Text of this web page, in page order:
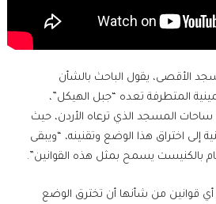
الأقصى، يقول الباحث بالشأن
المتطرفة تعده “جبل الهيكل”،
المسجد الذي ترعاه الأردن، حيث
إلى اختراق هذا الوضع وتقنينه، “ويبقى
بالكنيست يسمح بمثل هذه القوانين”.
قوانين من شأنها أن تخترق الوضع